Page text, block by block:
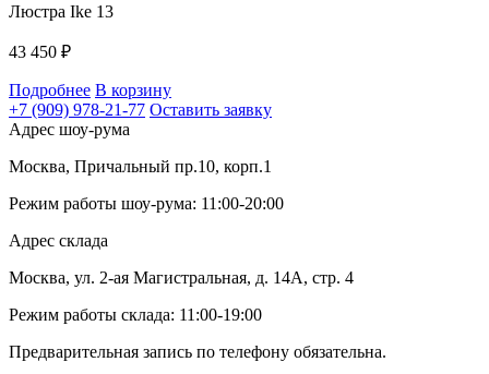
Люстра Ike 13
43 450 ₽
Подробнее В корзину
+7 (909) 978-21-77 Оставить заявку
Адрес шоу-рума
Москва, Причальный пр.10, корп.1
Режим работы шоу-рума: 11:00-20:00
Адрес склада
Москва, ул. 2-ая Магистральная, д. 14А, стр. 4
Режим работы склада: 11:00-19:00
Предварительная запись по телефону обязательна.